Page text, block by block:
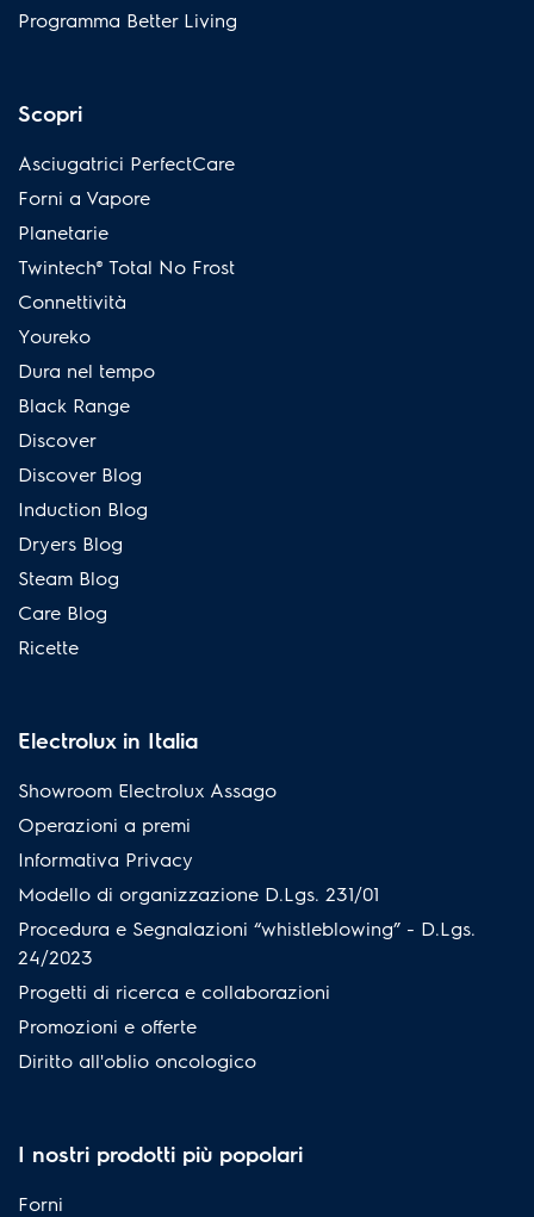
Programma Better Living
Scopri
Asciugatrici PerfectCare
Forni a Vapore
Planetarie
Twintech® Total No Frost
Connettività
Youreko
Dura nel tempo
Black Range
Discover
Discover Blog
Induction Blog
Dryers Blog
Steam Blog
Care Blog
Ricette
Electrolux in Italia
Showroom Electrolux Assago
Operazioni a premi
Informativa Privacy
Modello di organizzazione D.Lgs. 231/01
Procedura e Segnalazioni “whistleblowing” - D.Lgs.
24/2023
Progetti di ricerca e collaborazioni
Promozioni e offerte
Diritto all'oblio oncologico
I nostri prodotti più popolari
Forni